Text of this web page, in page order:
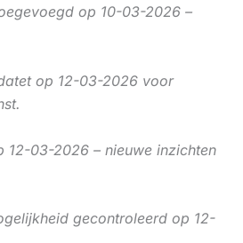
op 10-03-2026 –
op 12-03-2026 voor
12-03-2026 – nieuwe inzichten
gecontroleerd op 12-